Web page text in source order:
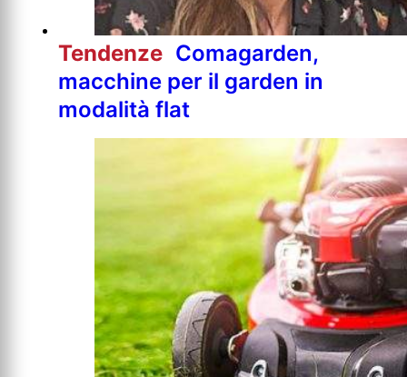
Tendenze Comagarden,
macchine per il garden in
modalità flat